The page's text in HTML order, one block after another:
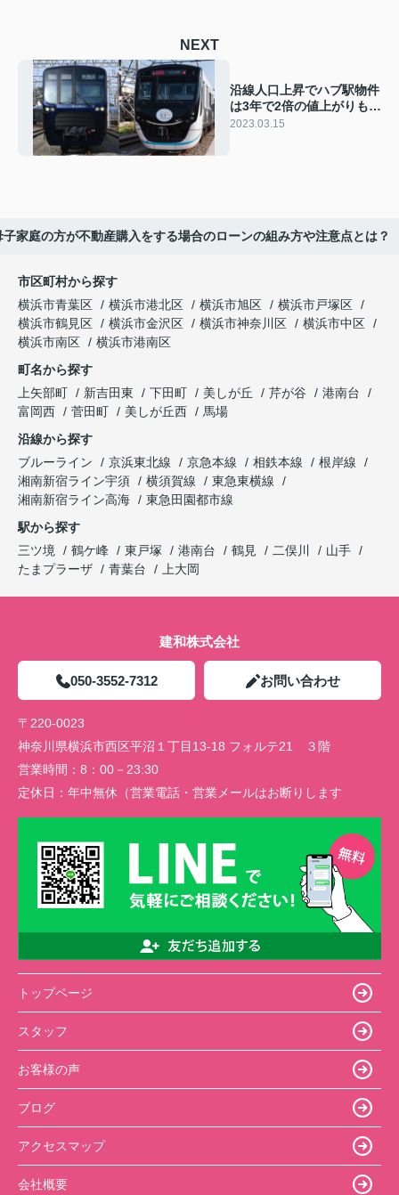
NEXT
沿線人口上昇でハブ駅物件
は3年で2倍の値上がりも
東急、相鉄を結ぶ「新横浜
2023.03.15
子家庭の方が不動産購入をする場合のローンの組み方や注意点とは？
市区町村から探す
横浜市青葉区
横浜市港北区 横浜市旭区
横浜市戸塚区
横浜市鶴見区
横浜市金沢区 横浜市神奈川区
横浜市中区
横浜市南区
横浜市港南区
町名から探す
上矢部町
新吉田東 下田町 美しが丘 芹が谷
港南台
富岡西
菅田町 美しが丘西
馬場
沿線から探す
ブルーライン
京浜東北線 京急本線 相鉄本線
根岸線
湘南新宿ライン宇須
横須賀線
東急東横線
湘南新宿ライン高海
東急田園都市線
駅から探す
三ツ境
鶴ケ峰 東戸塚 港南台 鶴見 二俣川
山手
たまプラーザ
青葉台 上大岡
建和株式会社
050-3552-7312 お問い合わせ
〒220-0023
神奈川県横浜市西区平沼１丁目13-18 フォルテ21 ３階
営業時間： 8：00－23:30
定休日： 年中無休（営業電話・営業メールはお断りします
トップページ
スタッフ
お客様の声
ブログ
アクセスマップ
会社概要